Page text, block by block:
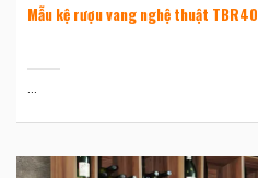
Mẫu kệ rượu vang nghệ thuật TBR40
...